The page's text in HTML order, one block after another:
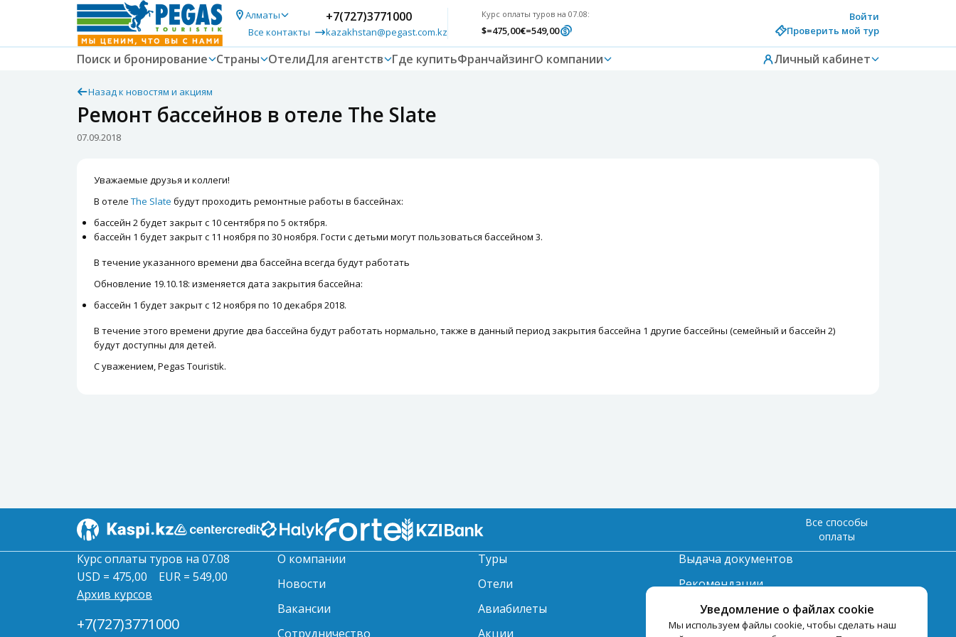
Алматы
Все контакты
+7(727)3771000
kazakhstan@pegast.com.kz
Курс оплаты туров на 07.08:
$=475,00€=549,00
Войти
Проверить мой тур
Поиск и бронирование Страны ОтелиДля агентств Где купитьФранчайзингО компании Личный кабинет
Назад к новостям и акциям
Ремонт бассейнов в отеле The Slate
07.09.2018
Уважаемые друзья и коллеги!
В отеле The Slate будут проходить ремонтные работы в бассейнах:
бассейн 2 будет закрыт с 10 сентября по 5 октября.
бассейн 1 будет закрыт с 11 ноября по 30 ноября. Гости с детьми могут пользоваться бассейном 3.
В течение указанного времени два бассейна всегда будут работать
Обновление 19.10.18: изменяется дата закрытия бассейна:
бассейн 1 будет закрыт с 12 ноября по 10 декабря 2018.
В течение этого времени другие два бассейна будут работать нормально, также в данный период закрытия бассейна 1 другие бассейны (семейный и бассейн 2)
будут доступны для детей.
С уважением, Pegas Touristik.
Уведомление о файлах cookie
Мы используем файлы cookie, чтобы сделать наш
Все способы
оплаты
Курс оплаты туров на 07.08
USD = 475,00
EUR = 549,00
Архив курсов
+7(727)3771000
О компании
Новости
Вакансии
Сотрудничество
Туры
Отели
Авиабилеты
Акции
Выдача документов
Рекомендации
Вопрос-ответ
Счет и оплата